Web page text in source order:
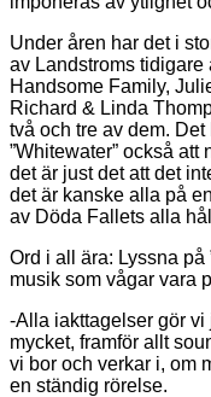
Under åren har det i
av Landstroms tidigare
Handsome Family,
Richard & Linda
två och tre av dem.
”Whitewater” också
det är just det att det
det är kanske alla på
av Döda Fallets alla
Ord i all ära: Lyssna på
musik som vågar vara
-Alla iakttagelser gör vi
mycket, framför allt
vi bor och verkar i, om
en ständig rörelse.